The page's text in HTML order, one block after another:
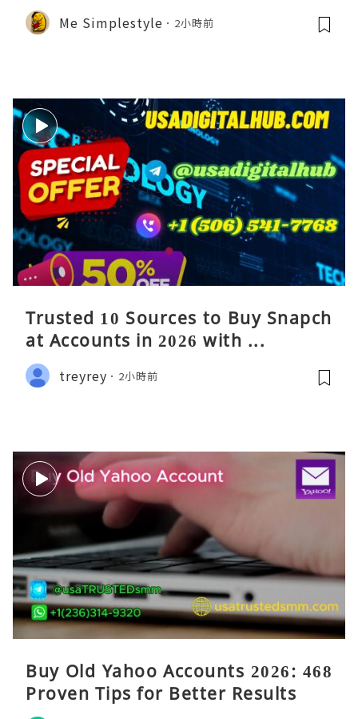
Me Simplestyle 2小時前
Trusted 10 Sources to Buy Snapch
at Accounts in 2026 with ...
treyrey 2小時前
Buy Old Yahoo Accounts 2026: 468
Proven Tips for Better Results